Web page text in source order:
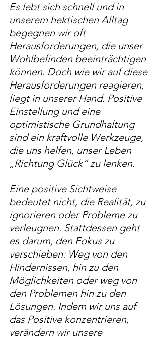
Es lebt sich schnell und in
unserem hektischen Alltag
begegnen wir oft
Herausforderungen, die unser
Wohlbefinden beeinträchtigen
können. Doch wie wir auf diese
Herausforderungen reagieren,
liegt in unserer Hand. Positive
Einstellung und eine
optimistische Grundhaltung
sind ein kraftvolle Werkzeuge,
die uns helfen, unser Leben
„Richtung Glück“ zu lenken.
Eine positive Sichtweise
bedeutet nicht, die Realität, zu
ignorieren oder Probleme zu
verleugnen. Stattdessen geht
es darum, den Fokus zu
verschieben: Weg von den
Hindernissen, hin zu den
Möglichkeiten oder weg von
den Problemen hin zu den
Lösungen. Indem wir uns auf
das Positive konzentrieren,
verändern wir unsere